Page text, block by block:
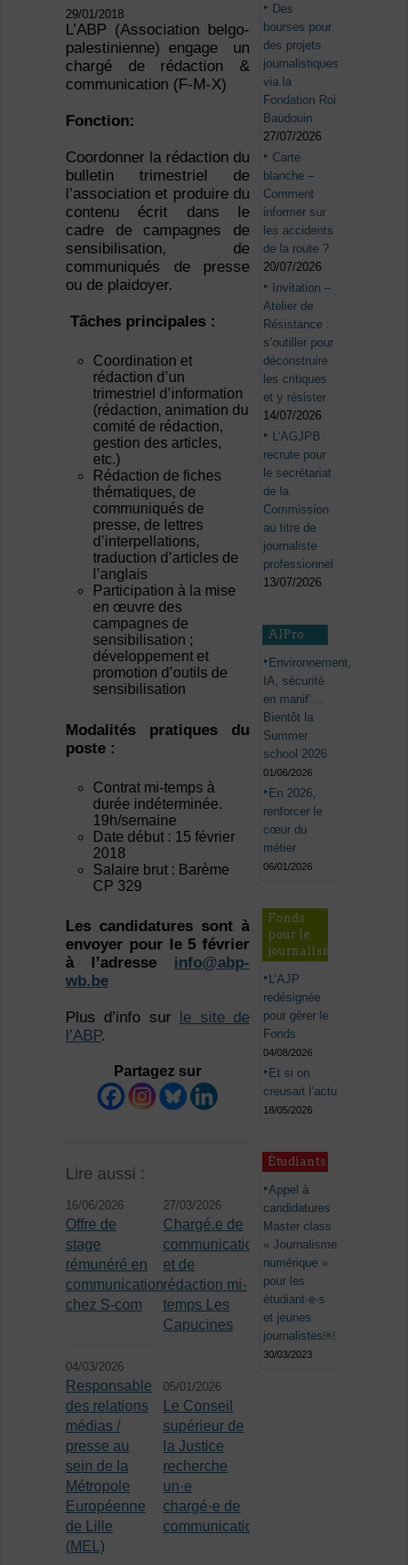
29/01/2018
L’ABP (Association belgo-
palestinienne) engage un
chargé de rédaction &
communication (F-M-X)
Fonction:
Coordonner la rédaction du
bulletin trimestriel de
l’association et produire du
contenu écrit dans le
cadre de campagnes de
sensibilisation, de
communiqués de presse
ou de plaidoyer.
Tâches principales :
Coordination et
rédaction d’un
trimestriel d’information
(rédaction, animation du
comité de rédaction,
gestion des articles,
etc.)
Rédaction de fiches
thématiques, de
communiqués de
presse, de lettres
d’interpellations,
traduction d’articles de
l’anglais
Participation à la mise
en œuvre des
campagnes de
sensibilisation ;
développement et
promotion d’outils de
sensibilisation
Modalités pratiques du
poste :
Contrat mi-temps à
durée indéterminée.
19h/semaine
Date début : 15 février
2018
Salaire brut : Barème
CP 329
Les candidatures sont à
envoyer pour le 5 février
à l’adresse info@abp-
wb.be
Plus d’info sur le site de
l’ABP.
Partagez sur
Lire aussi :
16/06/2026
Offre de
stage
rémunéré en
communication
chez S-com
27/03/2026
Chargé.e de
communication
et de
rédaction mi-
temps Les
Capucines
04/03/2026
Responsable
des relations
médias /
presse au
sein de la
Métropole
Européenne
de Lille
(MEL)
05/01/2026
Le Conseil
supérieur de
la Justice
recherche
un·e
chargé·e de
communication
Des
bourses pour
des projets
journalistiques
via la
Fondation Roi
Baudouin
27/07/2026
Carte
blanche –
Comment
informer sur
les accidents
de la route ?
20/07/2026
Invitation –
Atelier de
Résistance :
s’outiller pour
déconstruire
les critiques
et y résister
14/07/2026
L’AGJPB
recrute pour
le secrétariat
de la
Commission
au titre de
journaliste
professionnel
13/07/2026
AJPro
Environnement,
IA, sécurité
en manif’…
Bientôt la
Summer
school 2026
01/06/2026
En 2026,
renforcer le
cœur du
métier
06/01/2026
Fonds
pour le
journalisme
L’AJP
redésignée
pour gérer le
Fonds
04/08/2026
Et si on
creusait l’actu
18/05/2026
Étudiants
Appel à
candidatures :
Master class
« Journalisme
numérique »
pour les
étudiant·e·s
et jeunes
journalistes￼
30/03/2023